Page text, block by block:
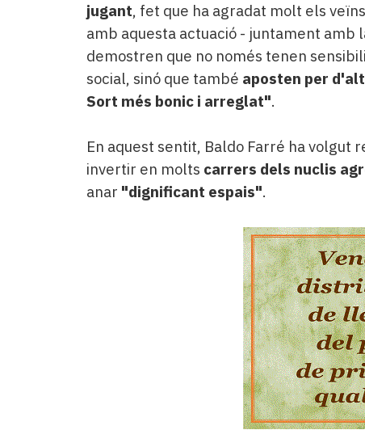
jugant, fet que ha agradat molt els
amb aquesta actuació - juntament amb
demostren que no només tenen
social, sinó que també aposten per
Sort més bonic i arreglat".
En aquest sentit, Baldo Farré ha volgut
invertir en molts carrers dels nuclis
anar "dignificant espais".